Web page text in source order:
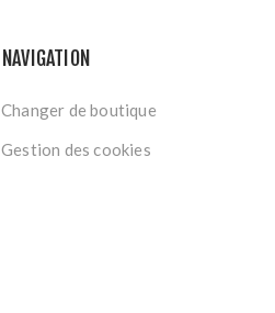
NAVIGATION
Changer de boutique
Gestion des cookies